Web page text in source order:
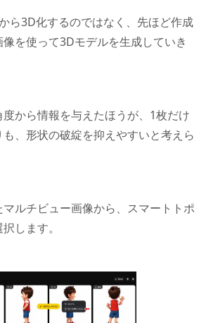
ら3D化するのではなく、先ほど作成
を使って3Dモデルを生成していき
から情報を与えたほうが、1枚だけ
、形状の破綻を抑えやすいと考えら
ルチビュー画像から、スマートトポ
します。